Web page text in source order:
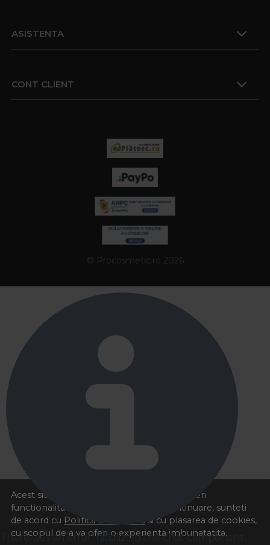
Acest site foloseste cookies pentru a va oferi
functionalitatea dorita. Navigand in continuare, sunteti
de acord cu Politica de cookies si cu plasarea de cookies,
cu scopul de a va oferi o experienta imbunatatita.
ASISTENTA
CONT CLIENT
© Procosmetic.ro 2026
There was an error initializing the chat component